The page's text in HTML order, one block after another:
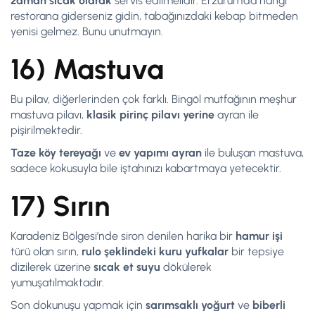
restorana giderseniz gidin, tabağınızdaki kebap bitmeden
yenisi gelmez. Bunu unutmayın.
16) Mastuva
Bu pilav, diğerlerinden çok farklı. Bingöl mutfağının meşhur
mastuva pilavı, klasik pirinç pilavı yerine ayran ile
pişirilmektedir.
Taze köy tereyağı ve ev yapımı ayran ile buluşan mastuva,
sadece kokusuyla bile iştahınızı kabartmaya yetecektir.
17) Sırın
Karadeniz Bölgesi’nde siron denilen harika bir hamur işi
türü olan sırın, rulo şeklindeki kuru yufkalar bir tepsiye
dizilerek üzerine sıcak et suyu dökülerek
yumuşatılmaktadır.
Son dokunuşu yapmak için sarımsaklı yoğurt ve biberli